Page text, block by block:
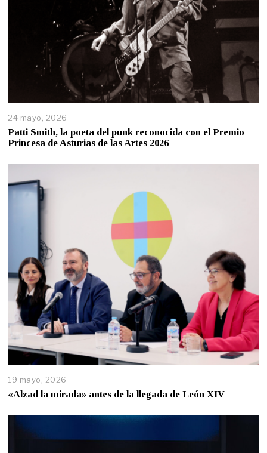
24 mayo, 2026
Patti Smith, la poeta del punk reconocida con el Premio
Princesa de Asturias de las Artes 2026
19 mayo, 2026
«Alzad la mirada» antes de la llegada de León XIV